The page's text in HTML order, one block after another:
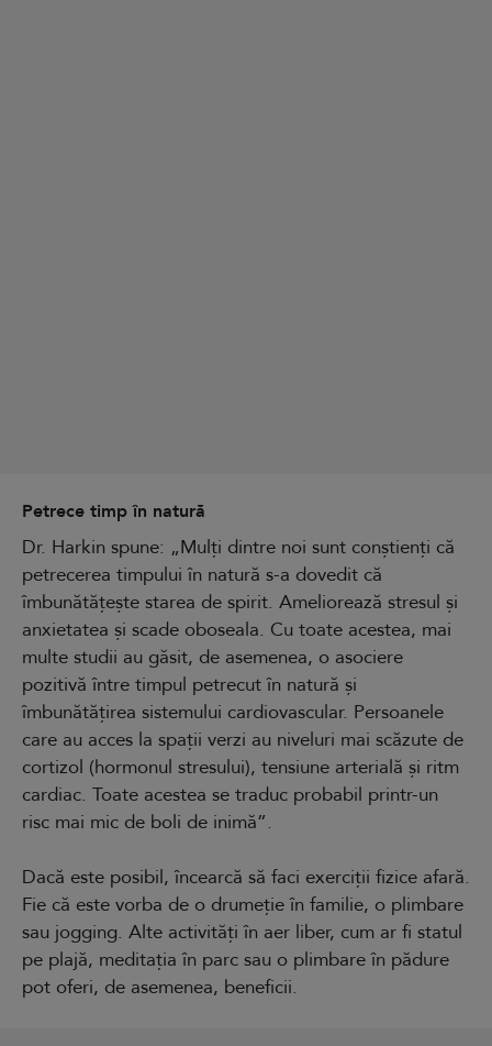
Petrece timp în natură
Dr. Harkin spune: „Mulți dintre noi sunt conștienți că
petrecerea timpului în natură s-a dovedit că
îmbunătățește starea de spirit. Ameliorează stresul și
anxietatea și scade oboseala. Cu toate acestea, mai
multe studii au găsit, de asemenea, o asociere
pozitivă între timpul petrecut în natură și
îmbunătățirea sistemului cardiovascular. Persoanele
care au acces la spații verzi au niveluri mai scăzute de
cortizol (hormonul stresului), tensiune arterială și ritm
cardiac. Toate acestea se traduc probabil printr-un
risc mai mic de boli de inimă”.
Dacă este posibil, încearcă să faci exerciții fizice afară.
Fie că este vorba de o drumeție în familie, o plimbare
sau jogging. Alte activități în aer liber, cum ar fi statul
pe plajă, meditația în parc sau o plimbare în pădure
pot oferi, de asemenea, beneficii.